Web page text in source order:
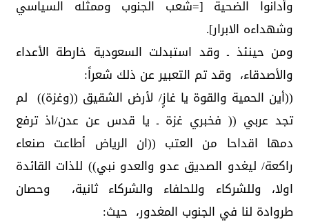
وأدانوا الضحية [=شعب الجنوب وممثله السياسي
وشهداءه الابرار].
ومن حينئذ ـ وقد استبدلت السعودية خارطة الأعداء
والأصدقاء، وقد تم التعبير عن ذلك شعراً:
((أين الحمية والقوة يا غازٍ/ لأرض الشقيق ((وغزة)) لم
تجد عربي (( فخبري غزة ـ يا قدس عن عدن/اذ ترفع
دمها اقداحا من العتب ((ان الرياض أطاعت صنعاء
راكعة/ ليغدو الصديق عدو والعدو نبي)) للذات القائدة
اولا، وللشركاء وللحلفاء والشركاء ثانية، وحصان
طروادة لنا في الجنوب المغدور، حيث: